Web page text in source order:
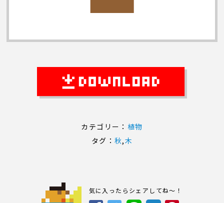
カテゴリー： 植物
タグ： 秋,木
気に入ったらシェアしてね～！